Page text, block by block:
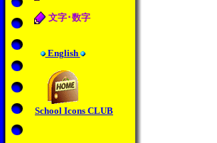
文字･数字
English
School Icons CLUB